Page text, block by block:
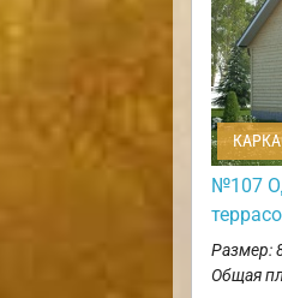
№107
Размер:
Общая